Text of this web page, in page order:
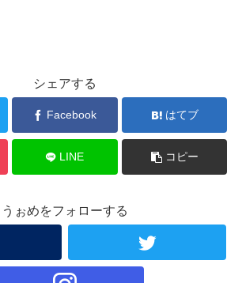
シェアする
Facebook はてブ
LINE コピー
うぉめをフォローする